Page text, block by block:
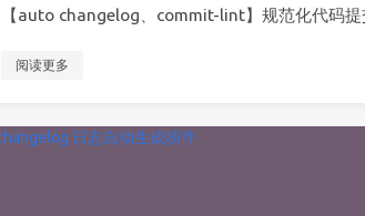
【auto changelog、commit-lint】规范化代码提
阅读更多